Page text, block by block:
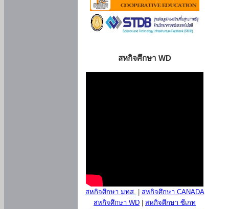
สหกิจศึกษา WD
สหกิจศึกษา มทส.
สหกิจศึกษา CANADA
สหกิจศึกษา WD
สหกิจศึกษา ซีเกท